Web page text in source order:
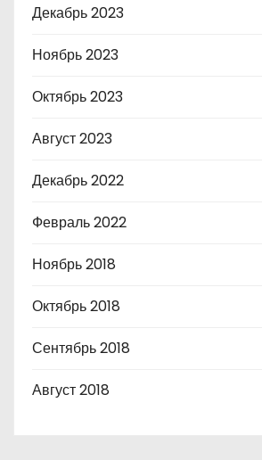
Декабрь 2023
Ноябрь 2023
Октябрь 2023
Август 2023
Декабрь 2022
Февраль 2022
Ноябрь 2018
Октябрь 2018
Сентябрь 2018
Август 2018